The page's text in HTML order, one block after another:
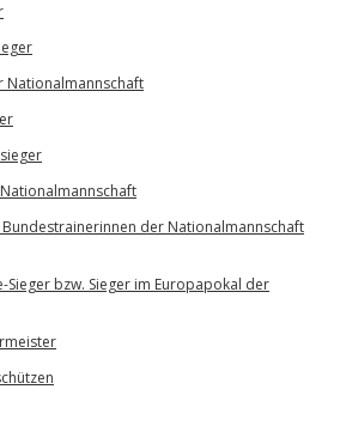
Nationalmannschaft
der Nationalmannschaft
Sieger bzw. Sieger im Europapokal der